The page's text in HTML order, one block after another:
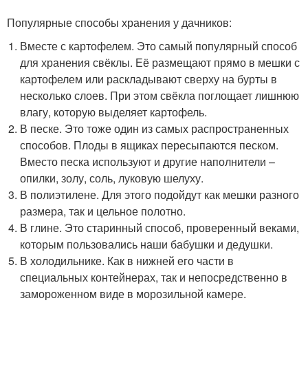
Популярные способы хранения у дачников:
Вместе с картофелем. Это самый популярный способ
для хранения свёклы. Её размещают прямо в мешки с
картофелем или раскладывают сверху на бурты в
несколько слоев. При этом свёкла поглощает лишнюю
влагу, которую выделяет картофель.
В песке. Это тоже один из самых распространенных
способов. Плоды в ящиках пересыпаются песком.
Вместо песка используют и другие наполнители –
опилки, золу, соль, луковую шелуху.
В полиэтилене. Для этого подойдут как мешки разного
размера, так и цельное полотно.
В глине. Это старинный способ, проверенный веками,
которым пользовались наши бабушки и дедушки.
В холодильнике. Как в нижней его части в
специальных контейнерах, так и непосредственно в
замороженном виде в морозильной камере.